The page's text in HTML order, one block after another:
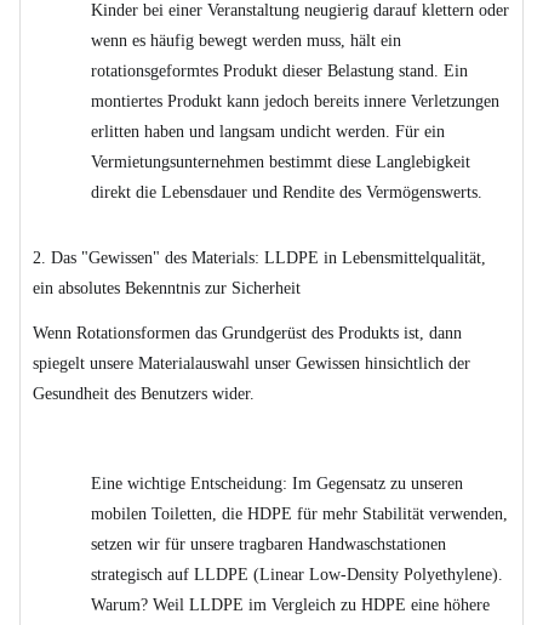
Kinder bei einer Veranstaltung neugierig darauf klettern oder
wenn es häufig bewegt werden muss, hält ein
rotationsgeformtes Produkt dieser Belastung stand. Ein
montiertes Produkt kann jedoch bereits innere Verletzungen
erlitten haben und langsam undicht werden. Für ein
Vermietungsunternehmen bestimmt diese Langlebigkeit
direkt die Lebensdauer und Rendite des Vermögenswerts.
2. Das "Gewissen" des Materials: LLDPE in Lebensmittelqualität,
ein absolutes Bekenntnis zur Sicherheit
Wenn Rotationsformen das Grundgerüst des Produkts ist, dann
spiegelt unsere Materialauswahl unser Gewissen hinsichtlich der
Gesundheit des Benutzers wider.
Eine wichtige Entscheidung: Im Gegensatz zu unseren
mobilen Toiletten, die HDPE für mehr Stabilität verwenden,
setzen wir für unsere tragbaren Handwaschstationen
strategisch auf LLDPE (Linear Low-Density Polyethylene).
Warum? Weil LLDPE im Vergleich zu HDPE eine höhere